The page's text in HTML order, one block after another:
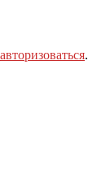
авторизоваться.